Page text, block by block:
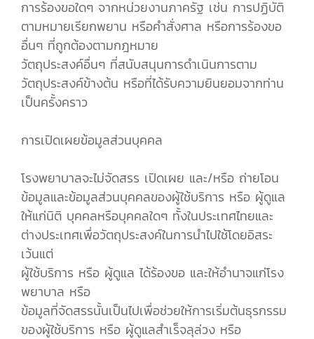
การร้องขอใดๆ จากหน่วยงานภาครัฐ เช่น การปฏิบัติ
ตามหมายเรียกพยาน หรือคำสั่งศาล หรือการร้องขอ
อื่นๆ ที่ถูกต้องตามกฎหมาย
วัตถุประสงค์อื่นๆ ที่สนับสนุนการดำเนินการตาม
วัตถุประสงค์ข้างต้น หรือที่ได้รับความยินยอมจากท่าน
เป็นครั้งคราว
การเปิดเผยข้อมูลส่วนบุคคล
โรงพยาบาลจะไม่จัดสรร เปิดเผย และ/หรือ ถ่ายโอน
ข้อมูลและข้อมูลส่วนบุคคลของผู้ใช้บริการ หรือ ผู้ดูแล
ให้แก่นิติ บุคคลหรือบุคคลใดๆ ทั้งในประเทศไทยและ
ต่างประเทศเพื่อวัตถุประสงค์ในการนำไปใช้โดยอิสระ
เว้นแต่
ผู้ใช้บริการ หรือ ผู้ดูแล ได้ร้องขอ และให้อำนาจแก่โรง
พยาบาล หรือ
ข้อมูลที่จัดสรรนั้นเป็นไปเพื่อช่วยให้การเริ่มต้นธุรกรรม
ของผู้ใช้บริการ หรือ ผู้ดูแลสำเร็จลุล่วง หรือ